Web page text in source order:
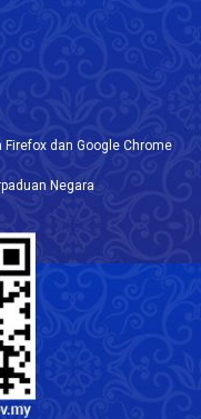
dan Google Chrome
Negara